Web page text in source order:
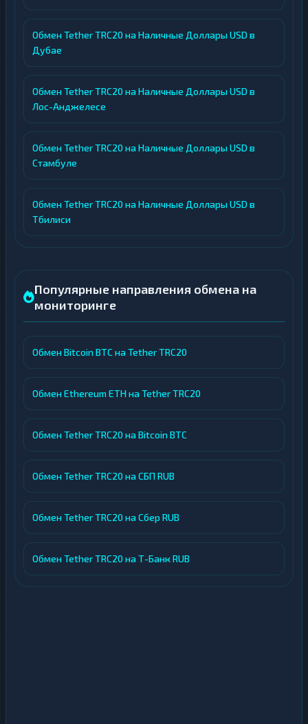
Обмен Tether TRC20 на Наличные Доллары USD в
Дубае
Обмен Tether TRC20 на Наличные Доллары USD в
Лос-Анджелесе
Обмен Tether TRC20 на Наличные Доллары USD в
Стамбуле
Обмен Tether TRC20 на Наличные Доллары USD в
Тбилиси
Популярные направления обмена на
мониторинге
Обмен Bitcoin BTC на Tether TRC20
Обмен Ethereum ETH на Tether TRC20
Обмен Tether TRC20 на Bitcoin BTC
Обмен Tether TRC20 на СБП RUB
Обмен Tether TRC20 на Сбер RUB
Обмен Tether TRC20 на Т-Банк RUB